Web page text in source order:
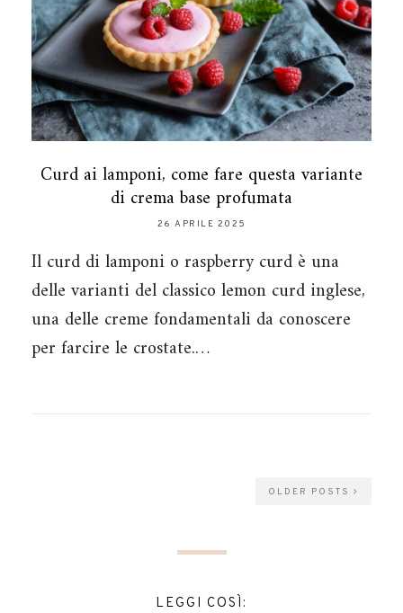
Curd ai lamponi, come fare questa variante
di crema base profumata
26 APRILE 2025
Il curd di lamponi o raspberry curd è una
delle varianti del classico lemon curd inglese,
una delle creme fondamentali da conoscere
per farcire le crostate.…
OLDER POSTS
LEGGI COSÌ: